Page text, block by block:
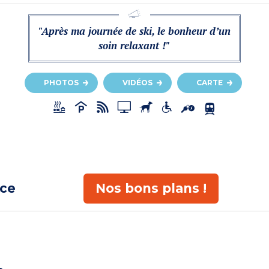
"Après ma journée de ski, le bonheur d’un
soin relaxant !"
PHOTOS VIDÉOS CARTE
Nos bons plans !